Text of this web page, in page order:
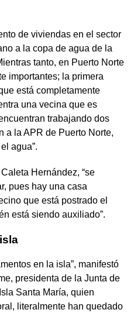
de viviendas en el sector
a la copa de agua de la
tanto, en Puerto Norte
importantes; la primera
está completamente
una vecina que es
trabajando dos
a la APR de Puerto Norte,
agua”.
Hernández, “se
pues hay una casa
que está postrado el
está siendo auxiliado”.
en la isla”, manifestó
presidenta de la Junta de
Santa María, quien
literalmente han quedado